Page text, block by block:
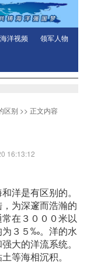
海洋视频 领军人物
区别 >> 正文内容
16:13:12
洋是有区别的。
为深邃而浩瀚的
在３０００米以
为３５‰。洋的水
大的洋流系统。
等海相沉积。